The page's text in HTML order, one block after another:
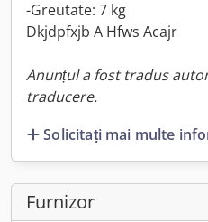
-Greutate: 7 kg
Dkjdpfxjb A Hfws Acajr
Anunțul a fost tradus
traducere.
Solicitați mai multe
Furnizor